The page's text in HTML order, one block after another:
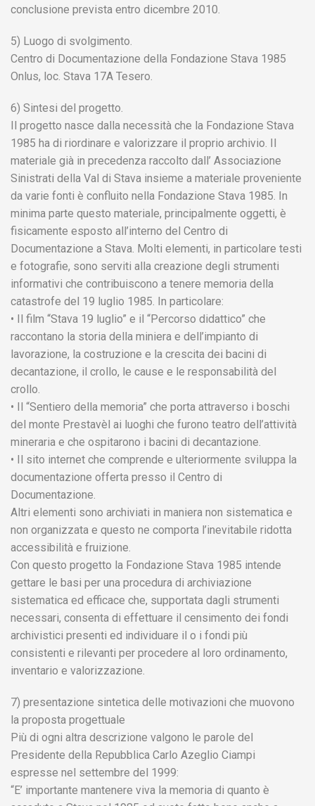
conclusione prevista entro dicembre 2010.
5) Luogo di svolgimento.
Centro di Documentazione della Fondazione Stava 1985
Onlus, loc. Stava 17A Tesero.
6) Sintesi del progetto.
Il progetto nasce dalla necessità che la Fondazione Stava
1985 ha di riordinare e valorizzare il proprio archivio. Il
materiale già in precedenza raccolto dall’ Associazione
Sinistrati della Val di Stava insieme a materiale proveniente
da varie fonti è confluito nella Fondazione Stava 1985. In
minima parte questo materiale, principalmente oggetti, è
fisicamente esposto all’interno del Centro di
Documentazione a Stava. Molti elementi, in particolare testi
e fotografie, sono serviti alla creazione degli strumenti
informativi che contribuiscono a tenere memoria della
catastrofe del 19 luglio 1985. In particolare:
• Il film “Stava 19 luglio” e il “Percorso didattico” che
raccontano la storia della miniera e dell’impianto di
lavorazione, la costruzione e la crescita dei bacini di
decantazione, il crollo, le cause e le responsabilità del
crollo.
• Il “Sentiero della memoria” che porta attraverso i boschi
del monte Prestavèl ai luoghi che furono teatro dell’attività
mineraria e che ospitarono i bacini di decantazione.
• Il sito internet che comprende e ulteriormente sviluppa la
documentazione offerta presso il Centro di
Documentazione.
Altri elementi sono archiviati in maniera non sistematica e
non organizzata e questo ne comporta l’inevitabile ridotta
accessibilità e fruizione.
Con questo progetto la Fondazione Stava 1985 intende
gettare le basi per una procedura di archiviazione
sistematica ed efficace che, supportata dagli strumenti
necessari, consenta di effettuare il censimento dei fondi
archivistici presenti ed individuare il o i fondi più
consistenti e rilevanti per procedere al loro ordinamento,
inventario e valorizzazione.
7) presentazione sintetica delle motivazioni che muovono
la proposta progettuale
Più di ogni altra descrizione valgono le parole del
Presidente della Repubblica Carlo Azeglio Ciampi
espresse nel settembre del 1999:
“E’ importante mantenere viva la memoria di quanto è